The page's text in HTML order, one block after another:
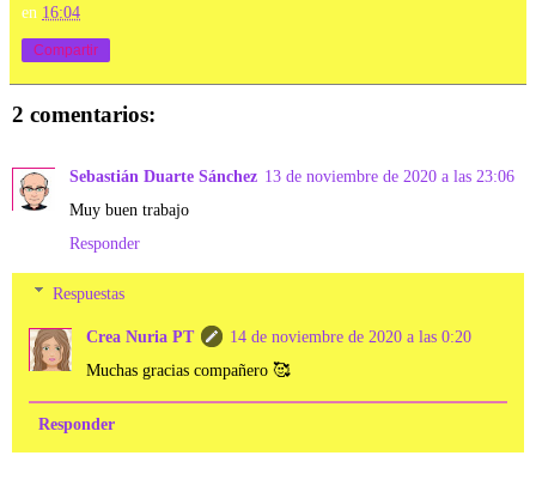
en 16:04
Compartir
2 comentarios:
Sebastián Duarte Sánchez 13 de noviembre de 2020 a las 23:06
Muy buen trabajo
Responder
Respuestas
Crea Nuria PT
14 de noviembre de 2020 a las 0:20
Muchas gracias compañero 🥰
Responder